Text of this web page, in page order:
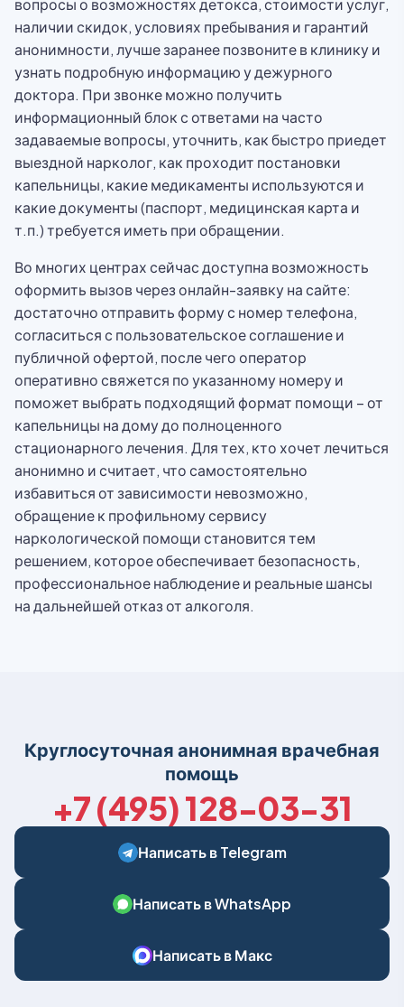
вопросы о возможностях детокса, стоимости услуг,
наличии скидок, условиях пребывания и гарантий
анонимности, лучше заранее позвоните в клинику и
узнать подробную информацию у дежурного
доктора. При звонке можно получить
информационный блок с ответами на часто
задаваемые вопросы, уточнить, как быстро приедет
выездной нарколог, как проходит постановки
капельницы, какие медикаменты используются и
какие документы (паспорт, медицинская карта и
т.п.) требуется иметь при обращении.
Во многих центрах сейчас доступна возможность
оформить вызов через онлайн-заявку на сайте:
достаточно отправить форму с номер телефона,
согласиться с пользовательское соглашение и
публичной офертой, после чего оператор
оперативно свяжется по указанному номеру и
поможет выбрать подходящий формат помощи – от
капельницы на дому до полноценного
стационарного лечения. Для тех, кто хочет лечиться
анонимно и считает, что самостоятельно
избавиться от зависимости невозможно,
обращение к профильному сервису
наркологической помощи становится тем
решением, которое обеспечивает безопасность,
профессиональное наблюдение и реальные шансы
на дальнейшей отказ от алкоголя.
Круглосуточная анонимная врачебная
помощь
+7 (495) 128-03-31
Написать в Telegram
Написать в WhatsApp
Написать в Макс